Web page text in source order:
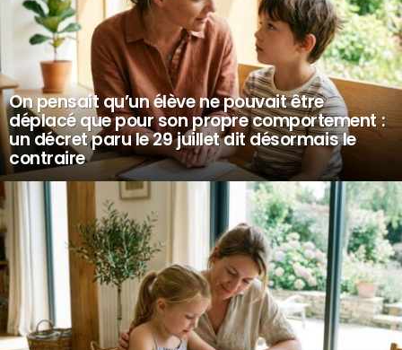
On pensait qu’un élève ne pouvait être
déplacé que pour son propre comportement :
un décret paru le 29 juillet dit désormais le
contraire